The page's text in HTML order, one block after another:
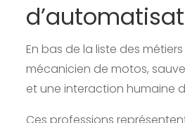
En bas de la liste des
mécanicien de motos,
et une interaction humaine